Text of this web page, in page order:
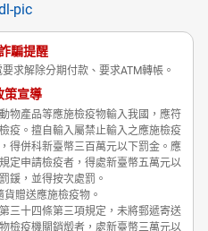
騙提醒
求解除分期付款、要求ATM轉帳。
策宣導
物產品等應施檢疫物輸入我國，應符
疫。擅自輸入屬禁止輸入之應施檢疫
得併科新臺幣三百萬元以下罰金。應
定申請檢疫者，得處新臺幣五萬元以
鍰，並得按次處罰。
贈送應施檢疫物。
三十四條第三項規定，未將郵遞寄送
檢疫機關銷燬者，處新臺幣三萬元以